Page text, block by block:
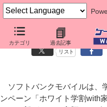
カテゴリ 過去記事
ソフトバンク、キャンペーンで
リスト
ソフトバンクモバイルは、
ンペーン「ホワイト学割with